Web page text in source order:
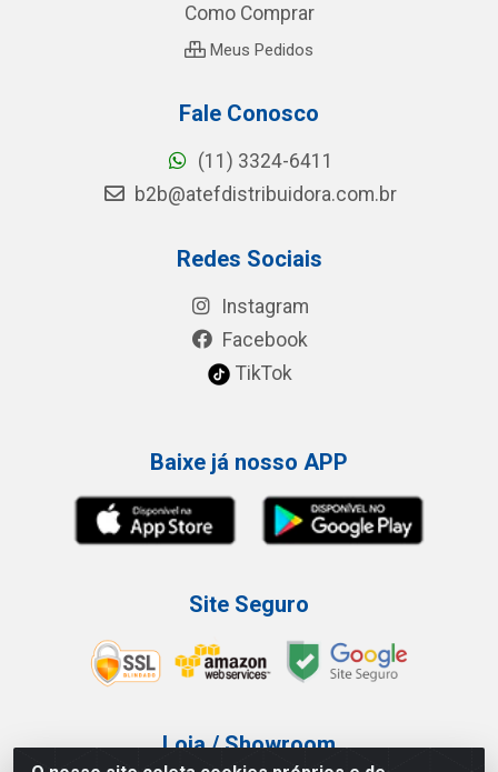
Como Comprar
Meus Pedidos
Fale Conosco
(11) 3324-6411
b2b@atefdistribuidora.com.br
Redes Sociais
Instagram
Facebook
TikTok
Baixe já nosso APP
Site Seguro
Loja / Showroom